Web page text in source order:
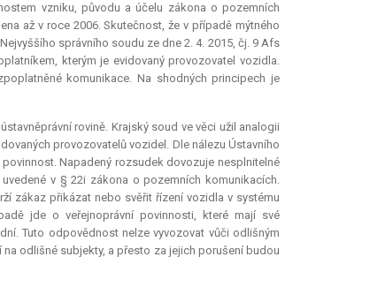
vzniku, původu a účelu zákona o pozemních
až v roce 2006. Skutečnost, že v případě mýtného
správního soudu ze dne 2. 4. 2015, čj. 9 Afs
kterým je evidovaný provozovatel vozidla.
komunikace. Na shodných principech je
rovině. Krajský soud ve věci užil analogii
provozovatelů vozidel. Dle nálezu Ústavního
Napadený rozsudek dovozuje nesplnitelné
v § 22i zákona o pozemních komunikacích.
zákaz přikázat nebo svěřit řízení vozidla v systému
jde o veřejnoprávní povinnosti, které mají své
Tuto odpovědnost nelze vyvozovat vůči odlišným
odlišné subjekty, a přesto za jejich porušení budou